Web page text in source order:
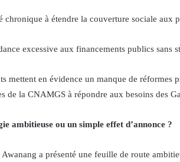
chronique à étendre la couverture sociale aux
excessive aux financements publics sans
mettent en évidence un manque de réformes
de la CNAMGS à répondre aux besoins des
ambitieuse ou un simple effet d’annonce ?
a présenté une feuille de route